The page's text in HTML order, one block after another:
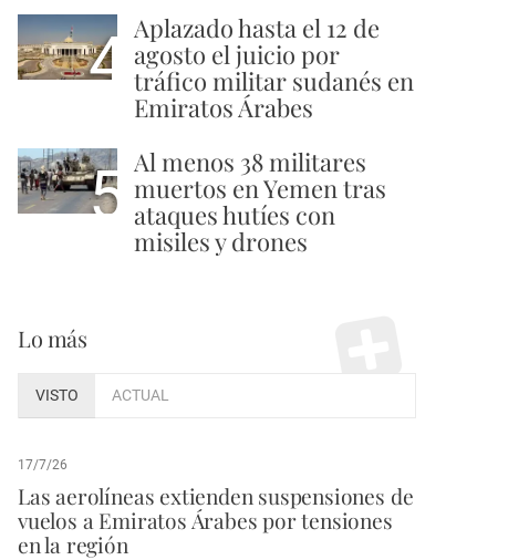
4 Aplazado hasta el 12 de
agosto el juicio por
tráfico militar sudanés en
Emiratos Árabes
5 Al menos 38 militares
muertos en Yemen tras
ataques hutíes con
misiles y drones
Lo más
VISTO ACTUAL
17/7/26
Las aerolíneas extienden suspensiones de
vuelos a Emiratos Árabes por tensiones
en la región